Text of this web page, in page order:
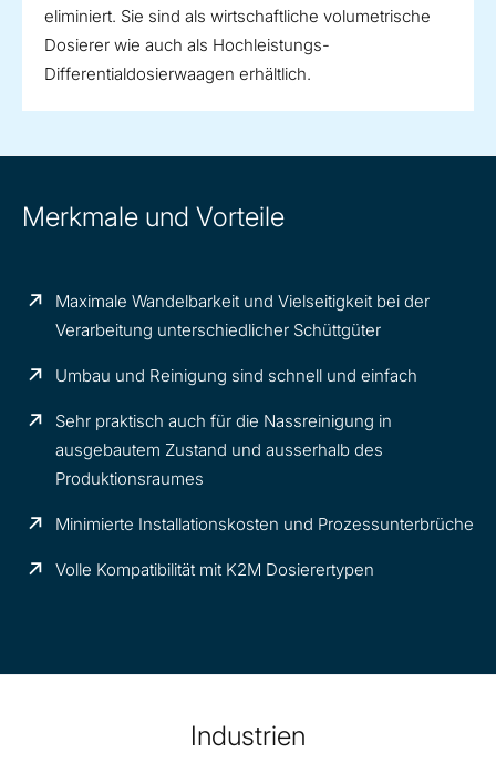
eliminiert. Sie sind als wirtschaftliche volumetrische
Dosierer wie auch als Hochleistungs-
Differentialdosierwaagen erhältlich.
Merkmale und Vorteile
Maximale Wandelbarkeit und Vielseitigkeit bei der
Verarbeitung unterschiedlicher Schüttgüter
Umbau und Reinigung sind schnell und einfach
Sehr praktisch auch für die Nassreinigung in
ausgebautem Zustand und ausserhalb des
Produktionsraumes
Minimierte Installationskosten und Prozessunterbrüche
Volle Kompatibilität mit K2M Dosierertypen
Industrien